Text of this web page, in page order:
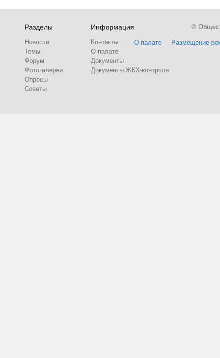
Разделы
Новости
Темы
Форум
Фотогалереи
Опросы
Советы
Информация
Контакты
О палате
Документы
Документы ЖКХ-контроля
О палате Размещение
©